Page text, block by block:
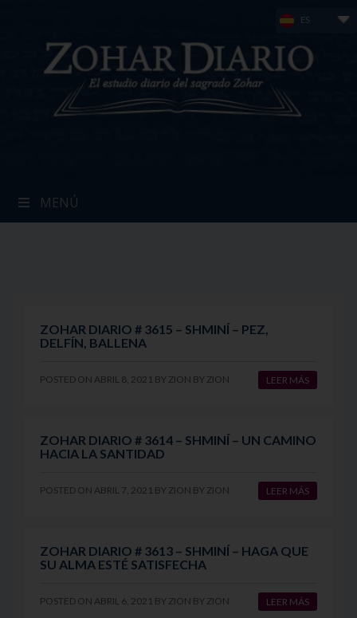
ES
MENÚ
ZOHAR DIARIO # 3615 – SHMINÍ – PEZ,
DELFÍN, BALLENA
POSTED ON ABRIL 8, 2021 BY ZION BY ZION LEER MÁS
ZOHAR DIARIO # 3614 – SHMINÍ – UN CAMINO
HACIA LA SANTIDAD
POSTED ON ABRIL 7, 2021 BY ZION BY ZION LEER MÁS
ZOHAR DIARIO # 3613 – SHMINÍ – HAGA QUE
SU ALMA ESTÉ SATISFECHA
POSTED ON ABRIL 6, 2021 BY ZION BY ZION LEER MÁS